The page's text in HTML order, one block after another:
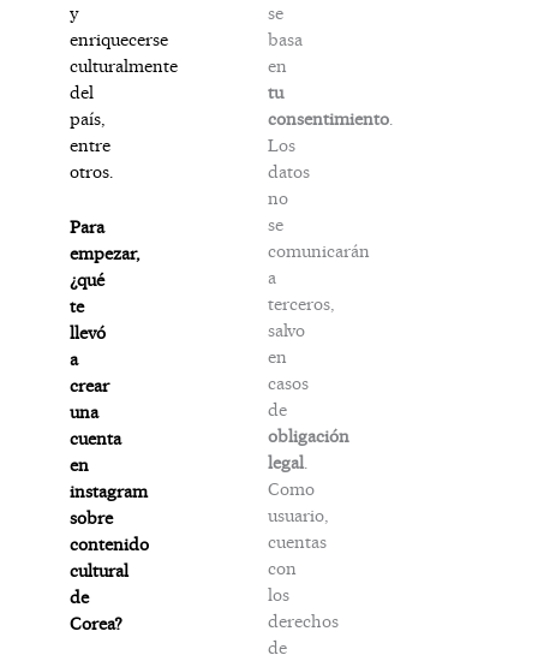
y
enriquecerse
culturalmente
del
país,
entre
otros.
Para
empezar,
¿qué
te
llevó
a
crear
una
cuenta
en
instagram
sobre
contenido
cultural
de
Corea?
se
basa
en
tu
consentimiento.
Los
datos
no
se
comunicarán
a
terceros,
salvo
en
casos
de
obligación
legal.
Como
usuario,
cuentas
con
los
derechos
de